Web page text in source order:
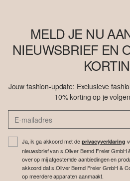
MELD JE NU
NIEUWSBRIEF EN
Jouw fashion-update: Exclusieve
10% korting op je
Ja, ik ga akkoord met de privacyverklaring
nieuwsbrief van s.Oliver Bernd Freier GmbH
over op mij afgestemde aanbiedingen en
akkoord dat s.Oliver Bernd Freier GmbH &
op meerdere apparaten aanmaakt.